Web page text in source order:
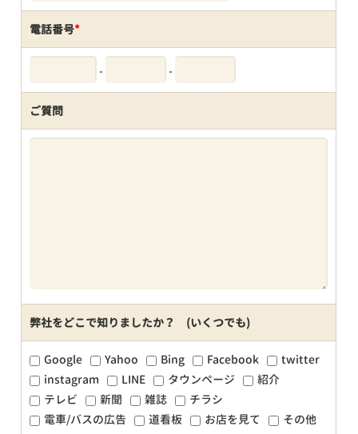
電話番号*
- -
ご質問
弊社をどこで知りましたか？ (いくつでも)
Google Yahoo Bing Facebook
twitter
instagram
LINE タウンページ
紹介
テレビ
新聞 雑誌
チラシ
電車/バスの広告
道看板 お店を見て その他